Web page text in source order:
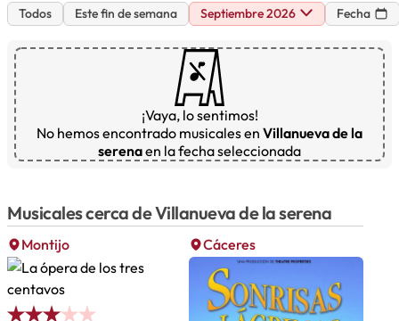
Todos Este fin de semana Septiembre 2026 Fecha
¡Vaya, lo sentimos!
No hemos encontrado musicales en Villanueva de la
serenaen la fecha seleccionada
Musicales cerca de Villanueva de la serena
Montijo Cáceres